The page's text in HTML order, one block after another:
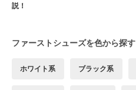
説！
ファーストシューズを色から探す
ホワイト系 ブラック系